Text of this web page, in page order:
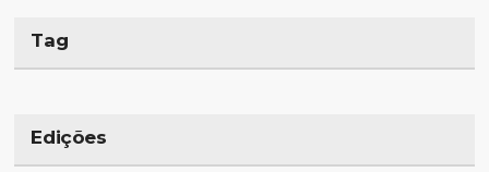
Tag
Edições